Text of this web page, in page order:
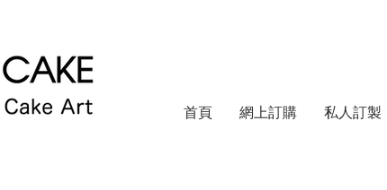
首頁 網上訂購 私人訂製